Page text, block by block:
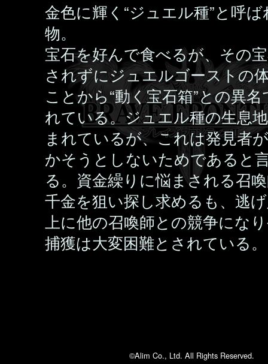
金色に輝く“ジュエル種”と呼
物。
宝石を好んで食べるが、その
されずにジュエルゴーストの
ことから“動く宝石箱”との異
れている。ジュエル種の生息
まれているが、これは発見者
かそうとしないためであると
る。資金繰りに悩まされる召
千金を狙い探し求めるも、逃
上に他の召喚師との競争にな
捕獲は大変困難とされている。
©Alim Co., Ltd. All Rights Reserved.